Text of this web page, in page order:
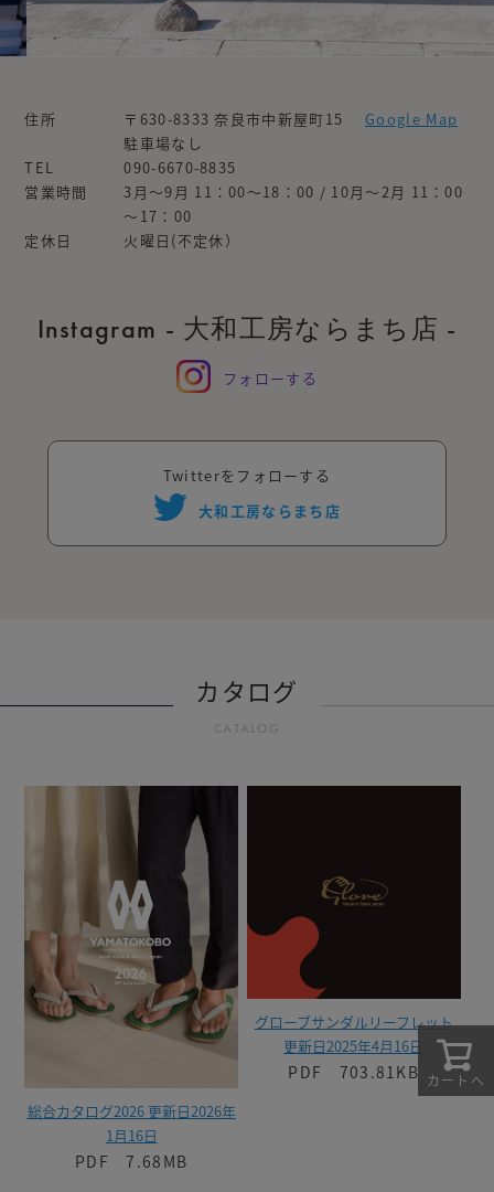
カートへ
住所 〒630-8333 奈良市中新屋町15
Google Map
駐車場なし
TEL
090-6670-8835
営業時間
3月～9月 11：00～18：00 / 10月～2月 11：00
～17：00
定休日
火曜日(不定休）
Instagram - 大和工房ならまち店 -
フォローする
Twitterをフォローする
大和工房ならまち店
カタログ
CATALOG
総合カタログ2026 更新日2026年
1月16日
PDF 7.68MB
グローブサンダルリーフレット
更新日2025年4月16日
PDF 703.81KB